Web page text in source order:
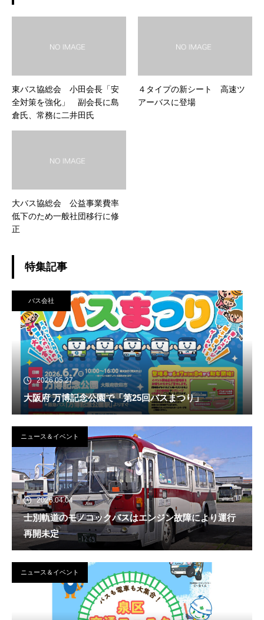
東バス協総会 小田会長「安
全対策を強化」 副会長に島
倉氏、常務に二井田氏
４タイプの新シート 高速ツ
アーバスに登場
大バス協総会 公益事業費率
低下のため一般社団移行に修
正
特集記事
バス会社
2026.05.27
大阪府 万博記念公園で「第25回バスまつり」
ニュース＆イベント
2026.04.04
士別軌道のモノコックバスはエンジン故障により運行
再開未定
ニュース＆イベント